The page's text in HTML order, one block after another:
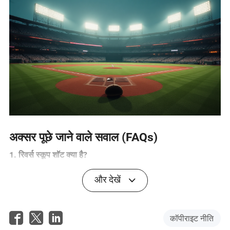
अक्सर पूछे जाने वाले सवाल (FAQs)
1. रिवर्स स्कूप शॉट क्या है?
रिवर्स स्कूप एक ऐसा शॉट है जिसमें बल्लेबाज गेंद को अपने शरीर के पीछे से
मारता है, आमतौर पर यॉर्कर लेंथ की गेंद पर। यह शॉट तेज गेंदबाजों के
खिलाफ खेला जाता है और इसमें बल्लेबाज घुटनों के बल बैठकर गेंद को
2. रिषभ पंत ने रिवर्स स्कूप की प्रैक्टिस कैसे की?
और देखें
कॉपीराइट नीति